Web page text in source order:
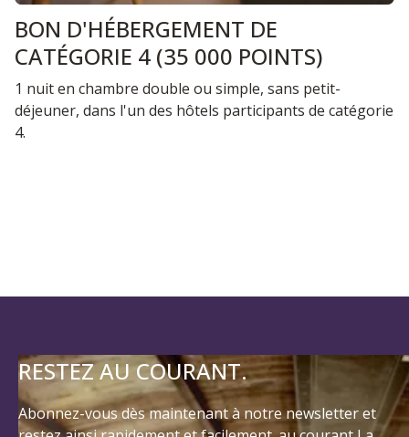
1 nuit en chambre double ou simple, sans petit-
déjeuner, dans l'un des hôtels participants de catégorie
4.
RESTEZ AU COURANT.
restez ainsi rapidement et facilement. au courant La
désinscription est possible à tout moment.